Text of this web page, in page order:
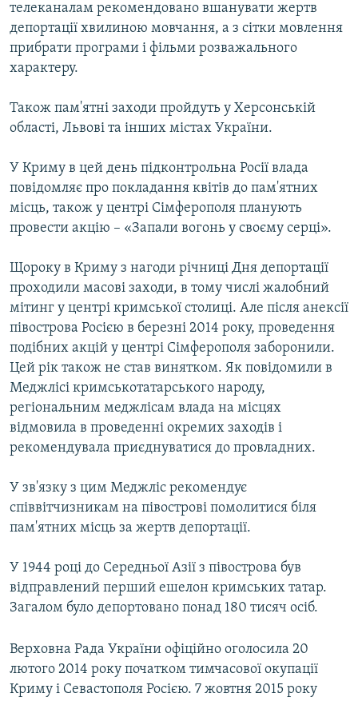
телеканалам рекомендовано вшанувати жертв
депортації хвилиною мовчання, а з сітки мовлення
прибрати програми і фільми розважального
характеру.
Також пам'ятні заходи пройдуть у Херсонській
області, Львові та інших містах України.
У Криму в цей день підконтрольна Росії влада
повідомляє про покладання квітів до пам'ятних
місць, також у центрі Сімферополя планують
провести акцію – «Запали вогонь у своєму серці».
Щороку в Криму з нагоди річниці Дня депортації
проходили масові заходи, в тому числі жалобний
мітинг у центрі кримської столиці. Але після анексії
півострова Росією в березні 2014 року, проведення
подібних акцій у центрі Сімферополя заборонили.
Цей рік також не став винятком. Як повідомили в
Меджлісі кримськотатарського народу,
регіональним меджлісам влада на місцях
відмовила в проведенні окремих заходів і
рекомендувала приєднуватися до провладних.
У зв'язку з цим Меджліс рекомендує
співвітчизникам на півострові помолитися біля
пам'ятних місць за жертв депортації.
У 1944 році до Середньої Азії з півострова був
відправлений перший ешелон кримських татар.
Загалом було депортовано понад 180 тисяч осіб.
Верховна Рада України офіційно оголосила 20
лютого 2014 року початком тимчасової окупації
Криму і Севастополя Росією. 7 жовтня 2015 року